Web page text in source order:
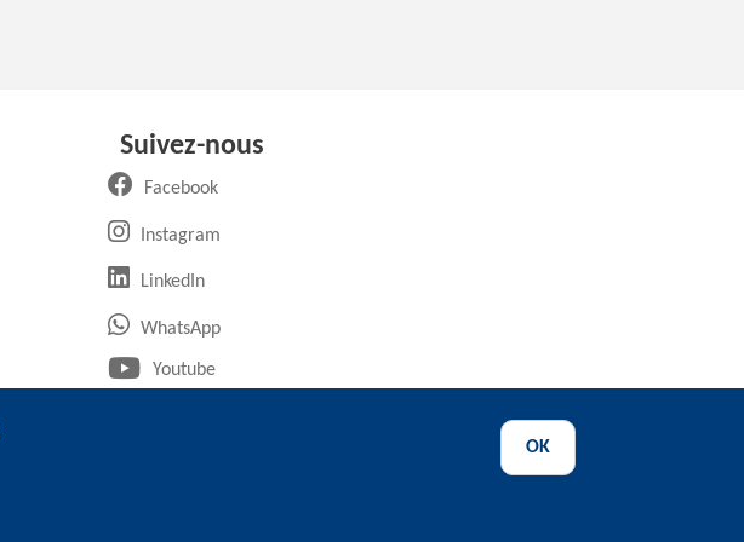
Suivez-nous
Facebook(ouvre un nouvel onglet)
Instagram(ouvre un nouvel onglet)
LinkedIn(ouvre un nouvel onglet)
WhatsApp(ouvre un nouvel onglet)
Youtube(ouvre un nouvel onglet)
OK